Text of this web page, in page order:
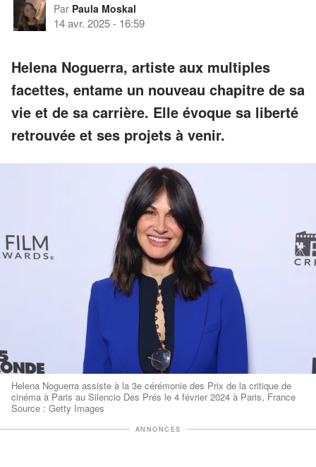
Par Paula Moskal
14 avr. 2025- 16:59
Helena Noguerra, artiste aux multiples
facettes, entame un nouveau chapitre de sa
vie et de sa carrière. Elle évoque sa liberté
retrouvée et ses projets à venir.
Helena Noguerra assiste à la 3e cérémonie des Prix de la critique de
cinéma à Paris au Silencio Des Prés le 4 février 2024 à Paris, France
Source : Getty Images
ANNONCES